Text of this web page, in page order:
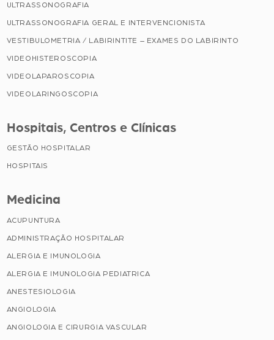
ULTRASSONOGRAFIA
ULTRASSONOGRAFIA GERAL E INTERVENCIONISTA
VESTIBULOMETRIA / LABIRINTITE – EXAMES DO LABIRINTO
VIDEOHISTEROSCOPIA
VIDEOLAPAROSCOPIA
VIDEOLARINGOSCOPIA
Hospitais, Centros e Clínicas
GESTÃO HOSPITALAR
HOSPITAIS
Medicina
ACUPUNTURA
ADMINISTRAÇÃO HOSPITALAR
ALERGIA E IMUNOLOGIA
ALERGIA E IMUNOLOGIA PEDIATRICA
ANESTESIOLOGIA
ANGIOLOGIA
ANGIOLOGIA E CIRURGIA VASCULAR